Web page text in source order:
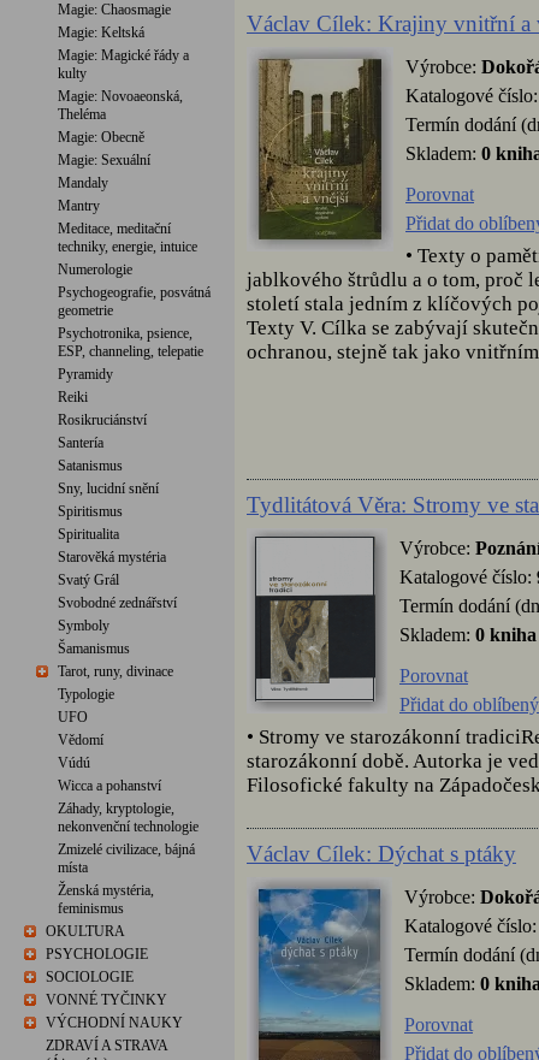
Magie: Chaosmagie
Magie: Keltská
Magie: Magické řády a
kulty
Magie: Novoaeonská,
Theléma
Magie: Obecně
Magie: Sexuální
Mandaly
Mantry
Meditace, meditační
techniky, energie, intuice
Numerologie
Psychogeografie, posvátná
geometrie
Psychotronika, psience,
ESP, channeling, telepatie
Pyramidy
Reiki
Rosikruciánství
Santería
Satanismus
Sny, lucidní snění
Spiritismus
Spiritualita
Starověká mystéria
Svatý Grál
Svobodné zednářství
Symboly
Šamanismus
Tarot, runy, divinace
Typologie
UFO
Vědomí
Vúdú
Wicca a pohanství
Záhady, kryptologie,
nekonvenční technologie
Zmizelé civilizace, bájná
místa
Ženská mystéria,
feminismus
OKULTURA
PSYCHOLOGIE
SOCIOLOGIE
VONNÉ TYČINKY
VÝCHODNÍ NAUKY
ZDRAVÍ A STRAVA
Václav Cílek: Krajiny vnitřní a
Výrobce:
Katalogové
Termín dodání
Skladem: 0
Porovnat
Přidat do
• Texty o
jablkového štrůdlu a o tom, proč
století stala jedním z klíčových
Texty V. Cílka se zabývají
ochranou, stejně tak jako
Tydlitátová Věra: Stromy ve
Výrobce:
Katalogové číslo:
Termín dodání
Skladem: 0 kniha
Porovnat
Přidat do
• Stromy ve starozákonní
starozákonní době. Autorka je
Filosofické fakulty na
Václav Cílek: Dýchat s ptáky
Výrobce:
Katalogové
Termín dodání
Skladem: 0
Porovnat
Přidat do